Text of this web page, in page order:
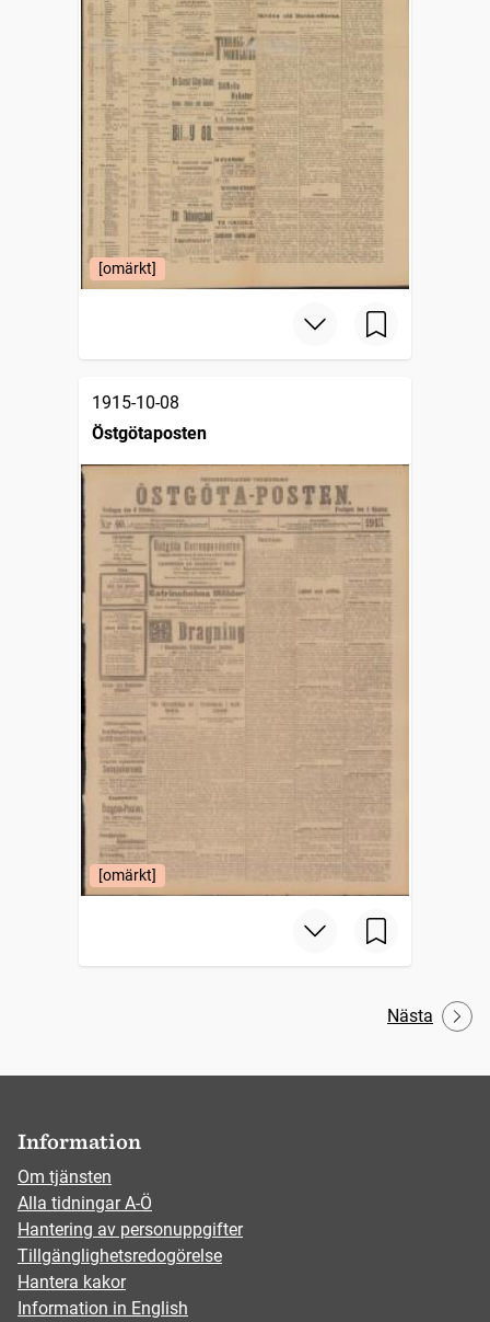
[omärkt]
1915-10-08
Östgötaposten
[omärkt]
Nästa
Information
Om tjänsten
Alla tidningar A-Ö
Hantering av personuppgifter
Tillgänglighetsredogörelse
Hantera kakor
Information in English